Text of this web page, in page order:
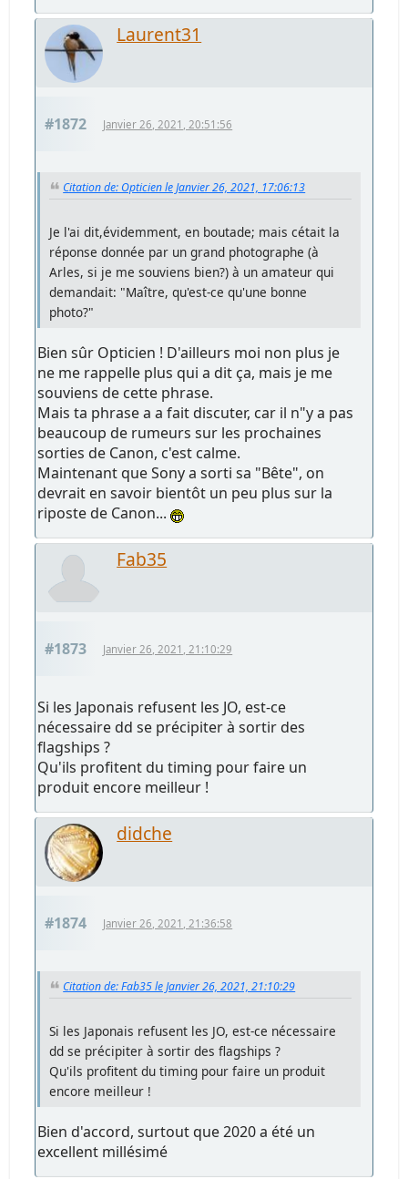
Laurent31
#1872 Janvier 26, 2021, 20:51:56
Citation de: Opticien le Janvier 26, 2021, 17:06:13
Je l'ai dit,évidemment, en boutade; mais cétait la
réponse donnée par un grand photographe (à
Arles, si je me souviens bien?) à un amateur qui
demandait: "Maître, qu'est-ce qu'une bonne
photo?"
Bien sûr Opticien ! D'ailleurs moi non plus je
ne me rappelle plus qui a dit ça, mais je me
souviens de cette phrase.
Mais ta phrase a a fait discuter, car il n"y a pas
beaucoup de rumeurs sur les prochaines
sorties de Canon, c'est calme.
Maintenant que Sony a sorti sa "Bête", on
devrait en savoir bientôt un peu plus sur la
riposte de Canon...
Fab35
#1873 Janvier 26, 2021, 21:10:29
Si les Japonais refusent les JO, est-ce
nécessaire dd se précipiter à sortir des
flagships ?
Qu'ils profitent du timing pour faire un
produit encore meilleur !
didche
#1874 Janvier 26, 2021, 21:36:58
Citation de: Fab35 le Janvier 26, 2021, 21:10:29
Si les Japonais refusent les JO, est-ce nécessaire
dd se précipiter à sortir des flagships ?
Qu'ils profitent du timing pour faire un produit
encore meilleur !
Bien d'accord, surtout que 2020 a été un
excellent millésimé